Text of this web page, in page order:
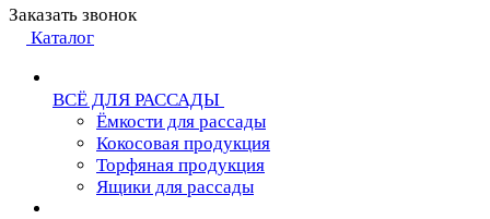
Заказать звонок
Каталог
ВСЁ ДЛЯ РАССАДЫ
Ёмкости для рассады
Кокосовая продукция
Торфяная продукция
Ящики для рассады